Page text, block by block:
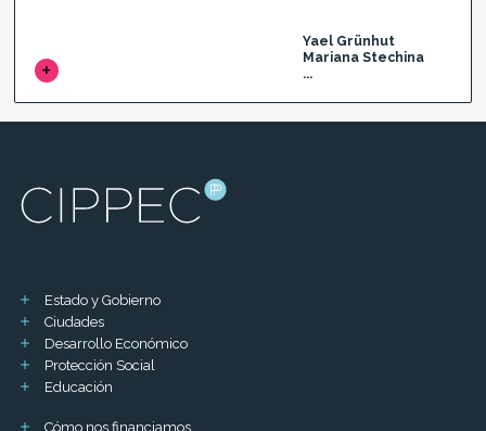
Yael Grünhut
Mariana Stechina
...
Estado y Gobierno
Ciudades
Desarrollo Económico
Protección Social
Educación
Cómo nos financiamos